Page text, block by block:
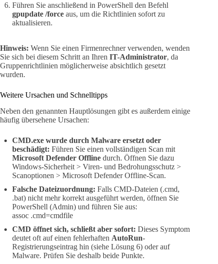
Führen Sie anschließend in PowerShell den Befehl
gpupdate /force aus, um die Richtlinien sofort zu
aktualisieren.
Hinweis: Wenn Sie einen Firmenrechner verwenden, wenden
Sie sich bei diesem Schritt an Ihren IT-Administrator, da
Gruppenrichtlinien möglicherweise absichtlich gesetzt
wurden.
Weitere Ursachen und Schnelltipps
Neben den genannten Hauptlösungen gibt es außerdem einige
häufig übersehene Ursachen:
CMD.exe wurde durch Malware ersetzt oder
beschädigt: Führen Sie einen vollständigen Scan mit
Microsoft Defender Offline durch. Öffnen Sie dazu
Windows-Sicherheit > Viren- und Bedrohungsschutz >
Scanoptionen > Microsoft Defender Offline-Scan.
Falsche Dateizuordnung: Falls CMD-Dateien (.cmd,
.bat) nicht mehr korrekt ausgeführt werden, öffnen Sie
PowerShell (Admin) und führen Sie aus:
assoc .cmd=cmdfile
CMD öffnet sich, schließt aber sofort: Dieses Symptom
deutet oft auf einen fehlerhaften AutoRun-
Registrierungseintrag hin (siehe Lösung 6) oder auf
Malware. Prüfen Sie deshalb beide Punkte.